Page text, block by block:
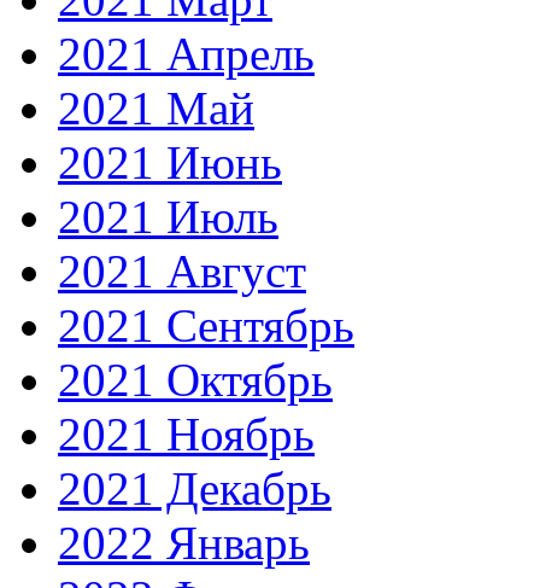
2021 Апрель
2021 Май
2021 Июнь
2021 Июль
2021 Август
2021 Сентябрь
2021 Октябрь
2021 Ноябрь
2021 Декабрь
2022 Январь